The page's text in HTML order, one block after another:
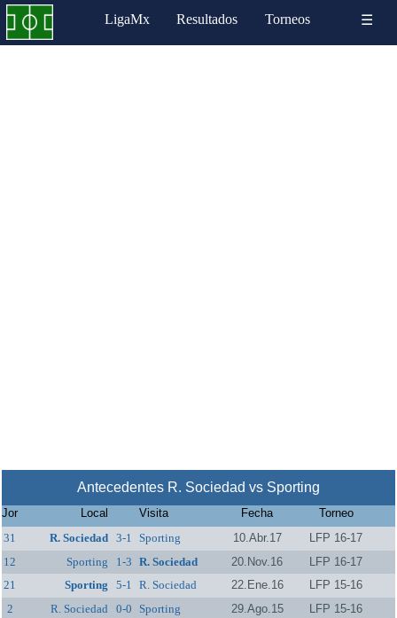
LigaMx Resultados Torneos ☰
Antecedentes R. Sociedad vs Sporting
Jor Local Visita Fecha
Torneo
31
R. Sociedad 3-1 Sporting 10.Abr.17
LFP 16-17
12
Sporting 1-3 R. Sociedad 20.Nov.16
LFP 16-17
21
Sporting 5-1 R. Sociedad 22.Ene.16
LFP 15-16
2
R. Sociedad 0-0 Sporting 29.Ago.15
LFP 15-16